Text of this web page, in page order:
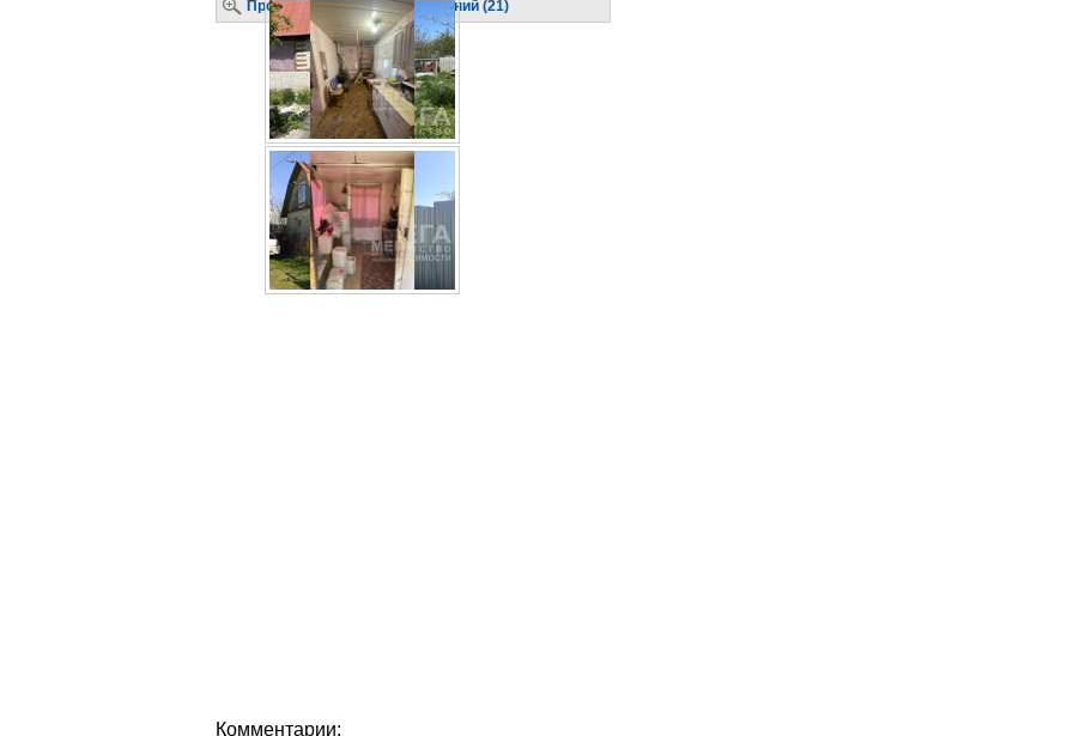
Просмотр крупных изображений (21)
Комментарии: